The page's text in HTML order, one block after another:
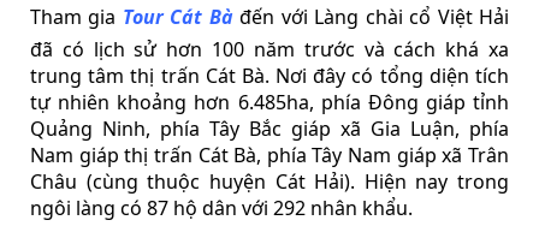
Tham gia Tour Cát Bàđến với Làng chài cổ Việt Hải
đã có lịch sử hơn 100 năm trước và cách khá xa
trung tâm thị trấn Cát Bà. Nơi đây có tổng diện tích
tự nhiên khoảng hơn 6.485ha, phía Đông giáp tỉnh
Quảng Ninh, phía Tây Bắc giáp xã Gia Luận, phía
Nam giáp thị trấn Cát Bà, phía Tây Nam giáp xã Trân
Châu (cùng thuộc huyện Cát Hải). Hiện nay trong
ngôi làng có 87 hộ dân với 292 nhân khẩu.